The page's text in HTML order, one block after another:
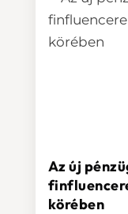
Az új
körében